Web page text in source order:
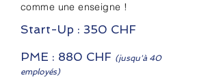
comme une enseigne !
Start-Up : 350 CHF
PME : 880 CHF (jusqu'à 40
employés)